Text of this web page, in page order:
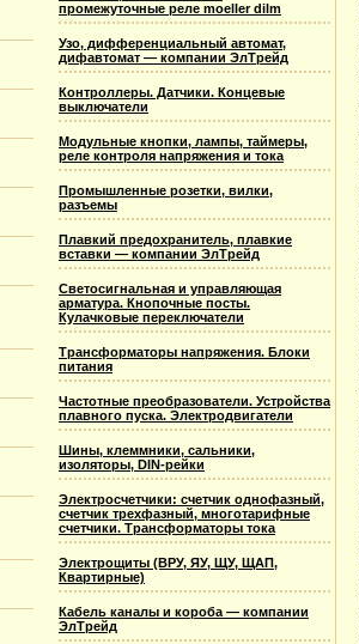
промежуточные реле moeller dilm
Узо, дифференциальный автомат,
дифавтомат — компании ЭлТрейд
Контроллеры. Датчики. Концевые
выключатели
Модульные кнопки, лампы, таймеры,
реле контроля напряжения и тока
Промышленные розетки, вилки,
разъемы
Плавкий предохранитель, плавкие
вставки — компании ЭлТрейд
Светосигнальная и управляющая
арматура. Кнопочные посты.
Кулачковые переключатели
Трансформаторы напряжения. Блоки
питания
Частотные преобразователи. Устройства
плавного пуска. Электродвигатели
Шины, клеммники, сальники,
изоляторы, DIN-рейки
Электросчетчики: счетчик однофазный,
счетчик трехфазный, многотарифные
счетчики. Трансформаторы тока
Электрощиты (ВРУ, ЯУ, ЩУ, ЩАП,
Квартирные)
Кабель каналы и короба — компании
ЭлТрейд